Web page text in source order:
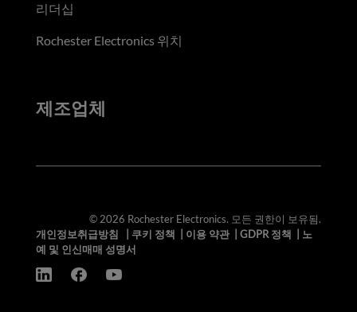
리더십
Rochester Electronics 위치
제조업체
© 2026 Rochester Electronics. 모든 권한이 보유됨.
개인정보취급방침
쿠키 정책 이용 약관| GDPR 정책
노
예 및 인신매매 성명서